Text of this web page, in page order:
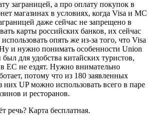
заграницей, а про оплату покупок в
магазинах в условиях, когда Visa и MC
даже сейчас не запрещено в
карты российских банков, их сейчас
опять же из-за того, что Visa
и нужно понимать особенности Union
для удобства китайских туристов,
ЕС не ездят. Нужно внимательно
потому что из 180 заявленных
них UP можно использовать всего в паре
и ресторанов.
речь? Карта бесплатная.